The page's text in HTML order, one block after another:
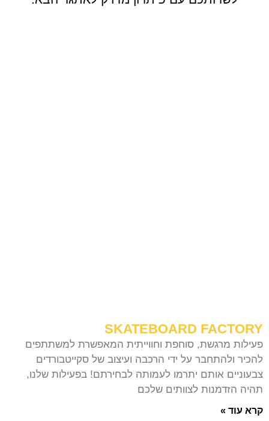
SKATEBOARD FACTORY
פעילות מרגשת, סוחפת וחווייתית המאפשרת למשתתפים
להכיר ולהתחבר על ידי הרכבה ועיצוב של סקייטבורדים
צבעוניים אותם יתרמו לעמותה לבחירתם! בפעילות שלנו,
תהיה הזדמנות לצוותים שלכם
קרא עוד »